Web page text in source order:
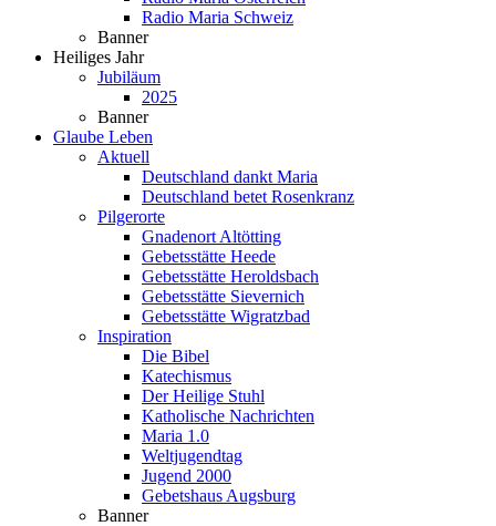
Radio Maria Schweiz
Banner
Heiliges Jahr
Jubiläum
2025
Banner
Glaube Leben
Aktuell
Deutschland dankt Maria
Deutschland betet Rosenkranz
Pilgerorte
Gnadenort Altötting
Gebetsstätte Heede
Gebetsstätte Heroldsbach
Gebetsstätte Sievernich
Gebetsstätte Wigratzbad
Inspiration
Die Bibel
Katechismus
Der Heilige Stuhl
Katholische Nachrichten
Maria 1.0
Weltjugendtag
Jugend 2000
Gebetshaus Augsburg
Banner